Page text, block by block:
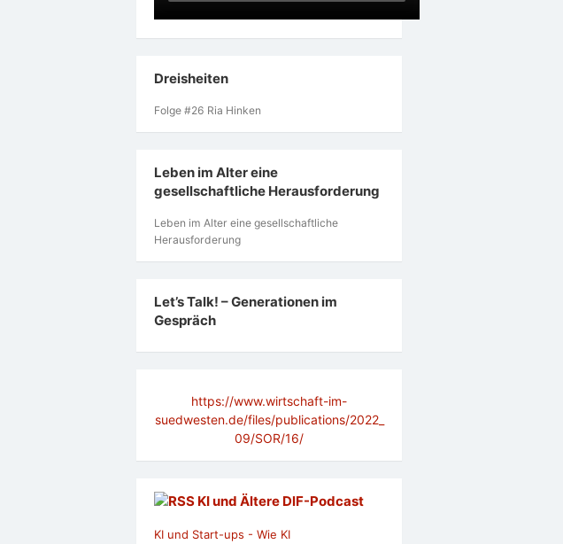
Dreisheiten
Folge #26 Ria Hinken
Leben im Alter eine
gesellschaftliche Herausforderung
Leben im Alter eine gesellschaftliche
Herausforderung
Let’s Talk! – Generationen im
Gespräch
https://www.wirtschaft-im-
suedwesten.de/files/publications/2022_
09/SOR/16/
KI und Ältere DlF-Podcast
KI und Start-ups - Wie KI